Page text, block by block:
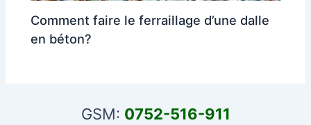
Comment faire le ferraillage d’une dalle
en béton?
GSM: 0752-516-911